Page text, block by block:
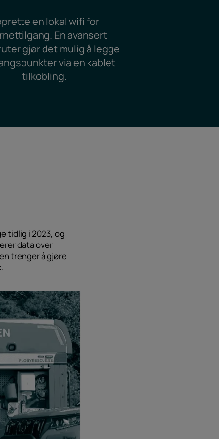
en lokal wifi for
En avansert
gjør det mulig å legge
via en kablet
tilkobling.
tidlig i 2023, og
data over
trenger å gjøre